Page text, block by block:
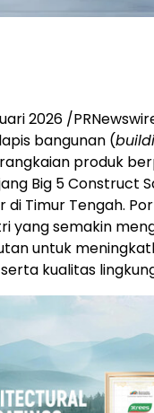
2026 /
bangunan (
produk
Big 5 Construct
Timur Tengah.
yang semakin
untuk
kualitas